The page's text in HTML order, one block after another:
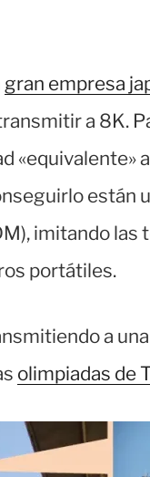
gran empresa
a 8K.
están
imitando las
portátiles.
a
olimpiadas de